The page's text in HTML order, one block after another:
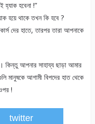
হবেনা !”
হয়ে থাকে তখন কি হবে ?
দের হাতে, তারপর তারা আপনাকে
কিন্তু আপনার সাহায্য ছাড়া আমার
মানুষকে আগামী বিপদের হাত থেকে
!
twitter